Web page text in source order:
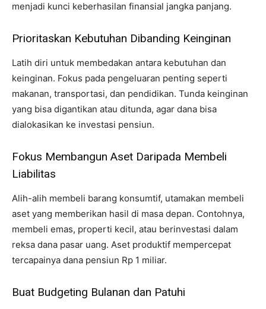
menjadi kunci keberhasilan finansial jangka panjang.
Prioritaskan Kebutuhan Dibanding Keinginan
Latih diri untuk membedakan antara kebutuhan dan
keinginan. Fokus pada pengeluaran penting seperti
makanan, transportasi, dan pendidikan. Tunda keinginan
yang bisa digantikan atau ditunda, agar dana bisa
dialokasikan ke investasi pensiun.
Fokus Membangun Aset Daripada Membeli
Liabilitas
Alih-alih membeli barang konsumtif, utamakan membeli
aset yang memberikan hasil di masa depan. Contohnya,
membeli emas, properti kecil, atau berinvestasi dalam
reksa dana pasar uang. Aset produktif mempercepat
tercapainya dana pensiun Rp 1 miliar.
Buat Budgeting Bulanan dan Patuhi